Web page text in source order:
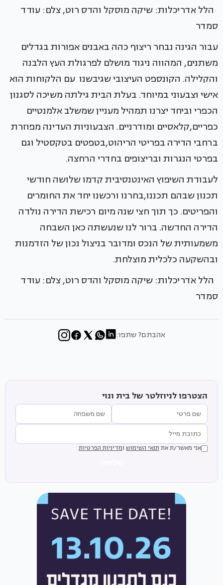
הלל אדריכלות: שיקה מוסקל והדס רוט, צלם: עודד
סמדר
עבור הגינה נבחר ריצוף כהה באבנים אפורות בגדלים
משתנים, המהווה ניגוד מושלם לפרגולת העץ הלבנה
והקלילה. הקונספט העיצובי שגיבשנו עם הלקוחות הוא
אישי וצבעוני במיוחד. בעלת הבית גילתה משיכה לסגנון
הכפרי וביחד יצרנו תמהיל מעניין שמשלב אלמנטיים
כפריים,קלאסיים ומודרניים. הצבעוניות העדינה מפוזרת
ברחבי הדירה בפריטי הריהוט,בטפטים בטקסטיל וגם
בפרטי הנגרות ובריצופים בחדרי הרחצה.
לעבודת השיפוץ האינטנסיבית קדמו שלושה חודשי
תכנון שבהם תכננו,בחרנו ורכשנו יחד את החומרים
והפריטים. כך תוך חצי שנה מיום רכישת הדירה נולדה
הדירה החדשה. ברור לנו שנעשתה כאן השבחה
משמעותית של הנכס ומדובר בניצול נכון של הזדמנות
ובהשקעה כלכלית מוצלחת.
הלל אדריכלות: שיקה מוסקל והדס רוט, צלם: עודד
סמדר
אהבתם? שתפו:
הצטרפו לניוזלטר של בית ונוי
אני מאשר/ת את תנאי השימוש ומדיניות הפרטיות